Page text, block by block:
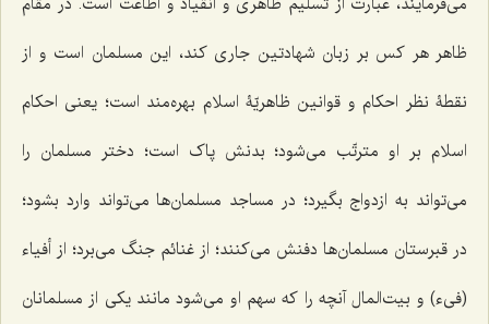
ظاهر هر کس بر زبان شهادتین جاری کند، این مسلمان است و از
نقطۀ نظر احکام و قوانین ظاهریّۀ اسلام بهره‌مند است؛ یعنی احکام
اسلام بر او مترتّب می‌شود؛ بدنش پاک است؛ دختر مسلمان را
می‌تواند به ازدواج بگیرد؛ در مساجد مسلمان‌ها می‌تواند وارد بشود؛
در قبرستان مسلمان‌ها دفنش می‌کنند؛ از غنائم جنگ می‌برد؛ از أفیاء
(فیء) و بیت‌المال آنچه را که سهم او می‌شود مانند یکی از مسلمانان